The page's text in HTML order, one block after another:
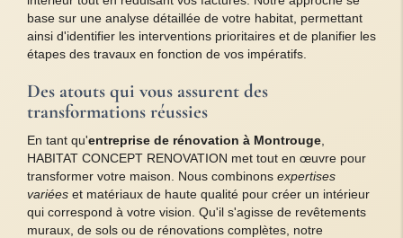
base sur une analyse détaillée de votre habitat, permettant
ainsi d'identifier les interventions prioritaires et de planifier les
étapes des travaux en fonction de vos impératifs.
Des atouts qui vous assurent des
transformations réussies
En tant qu'entreprise de rénovation à Montrouge
HABITAT CONCEPT RENOVATION met tout en œuvre pour
transformer votre maison. Nous combinons expertises
variées et matériaux de haute qualité pour créer un intérieur
qui correspond à votre vision. Qu'il s'agisse de revêtements
muraux, de sols ou de rénovations complètes, notre